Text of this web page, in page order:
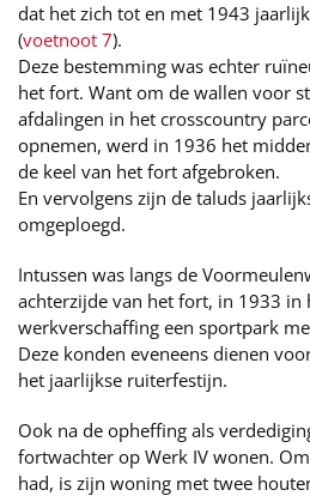
dat het zich tot en met 1943
(voetnoot 7).
Deze bestemming was echter
het fort. Want om de wallen voor
afdalingen in het crosscountry
opnemen, werd in 1936 het
de keel van het fort afgebroken.
En vervolgens zijn de taluds
omgeploegd.
Intussen was langs de
achterzijde van het fort, in 1933 in
werkverschaffing een sportpark
Deze konden eveneens dienen
het jaarlijkse ruiterfestijn.
Ook na de opheffing als
fortwachter op Werk IV wonen.
had, is zijn woning met twee